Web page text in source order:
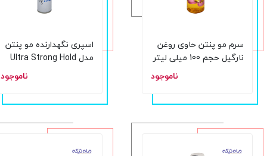
سرم مو پنتن حاوی روغن
نارگیل حجم 100 میلی لیتر
ناموجود
اسپری نگهدارنده مو پنتن
مدل Ultra Strong Hold
قدرت نگهدارندگی 5 حجم
ناموجود